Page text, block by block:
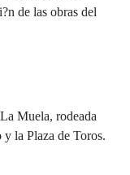
de las obras del
Muela, rodeada
la Plaza de Toros.